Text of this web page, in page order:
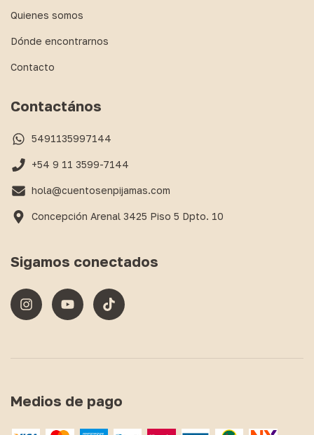
Quienes somos
Dónde encontrarnos
Contacto
Contactános
5491135997144
+54 9 11 3599-7144
hola@cuentosenpijamas.com
Concepción Arenal 3425 Piso 5 Dpto. 10
Sigamos conectados
Medios de pago